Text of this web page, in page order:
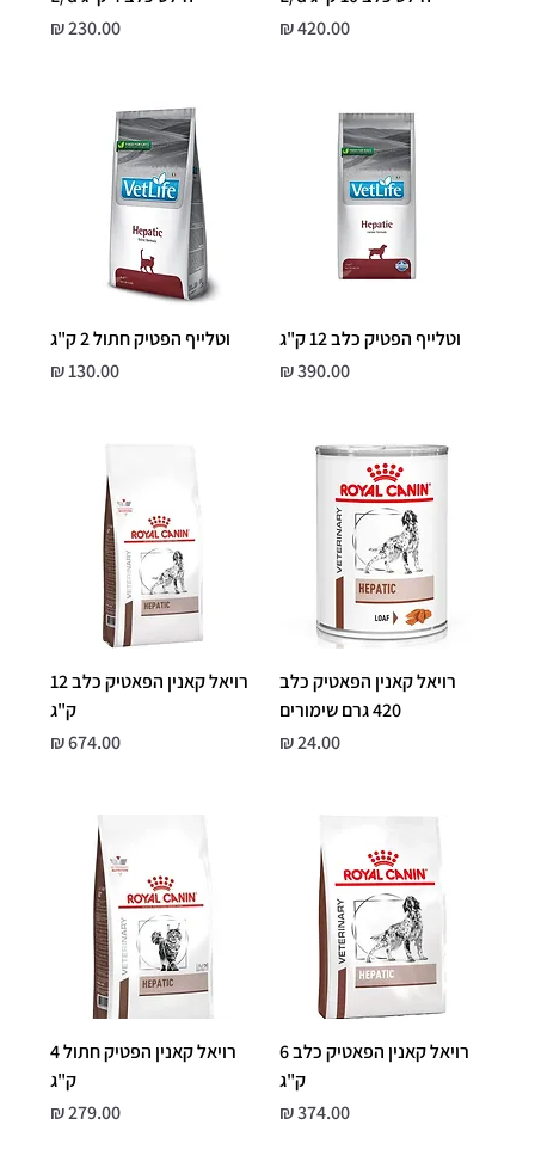
מחיר
מחיר
וטלייף הפטיק כלב 12 ק"ג
מחיר
וטלייף הפטיק חתול 2 ק"ג
מחיר
רויאל קאנין הפאטיק כלב
420‏ גרם שימורים
מחיר
רויאל קאנין הפאטיק כלב 12
ק"ג
מחיר
רויאל קאנין הפאטיק כלב 6
ק"ג
מחיר
רויאל קאנין הפטיק חתול 4
ק"ג
מחיר